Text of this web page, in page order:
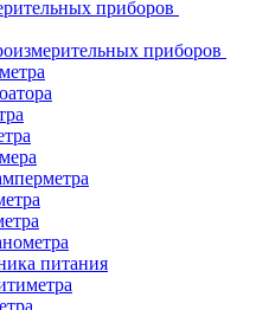
приборов
приборов
питания